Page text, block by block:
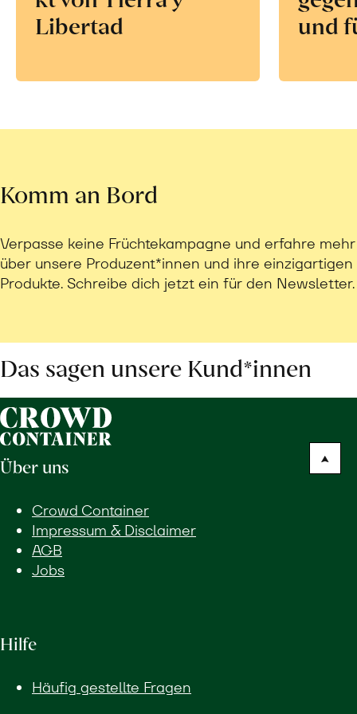
Libertad
und
Komm an Bord
Verpasse keine Früchtekampagne und erfahre mehr
über unsere Produzent*innen und ihre einzigartigen
Produkte. Schreibe dich jetzt ein für den Newsletter.
Das sagen unsere Kund*innen
Über uns
Crowd Container
Impressum & Disclaimer
AGB
Jobs
Hilfe
Häufig gestellte Fragen